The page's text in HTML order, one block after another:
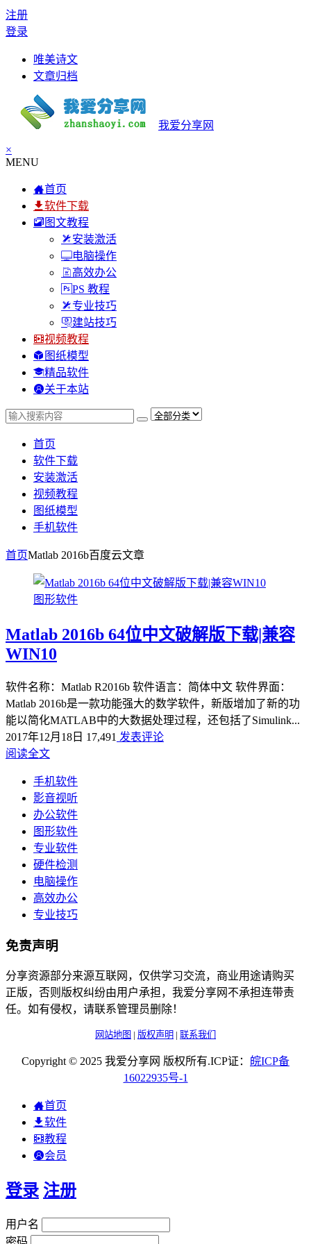
注册
登录
唯美诗文
文章归档
我爱分享网
×
MENU
首页
软件下载
图文教程
安装激活
电脑操作
高效办公
PS 教程
专业技巧
建站技巧
视频教程
图纸模型
精品软件
关于本站
首页
软件下载
安装激活
视频教程
图纸模型
手机软件
首页Matlab 2016b百度云文章
图形软件
Matlab 2016b 64位中文破解版下载|兼容
WIN10
软件名称：Matlab R2016b 软件语言：简体中文 软件界面：
Matlab 2016b是一款功能强大的数学软件，新版增加了新的功
能以简化MATLAB中的大数据处理过程，还包括了Simulink...
2017年12月18日 17,491 发表评论
阅读全文
手机软件
影音视听
办公软件
图形软件
专业软件
硬件检测
电脑操作
高效办公
专业技巧
免责声明
分享资源部分来源互联网，仅供学习交流，商业用途请购买
正版，否则版权纠纷由用户承担，我爱分享网不承担连带责
任。如有侵权，请联系管理员删除！
网站地图 | 版权声明 | 联系我们
Copyright © 2025 我爱分享网 版权所有.ICP证： 皖ICP备
16022935号-1
首页
软件
教程
会员
登录 注册
用户名
密码